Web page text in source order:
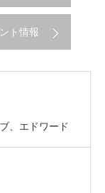
ト情報
、エドワード
…